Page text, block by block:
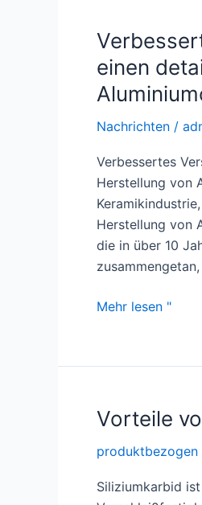
anspruchsvolle
Anwendungen
einen
Nachrichten /
Verbessertes
Herstellung von
Herstellung von
die in über 10
Verbessertes
Effizienz:
veröffentlichen
einen
detaillierten
zur
Mehr lesen "
Vorteile
produktbezogen
Siliziumkarbid